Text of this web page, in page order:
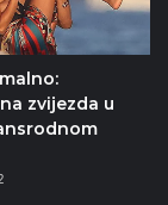
zvijezda u